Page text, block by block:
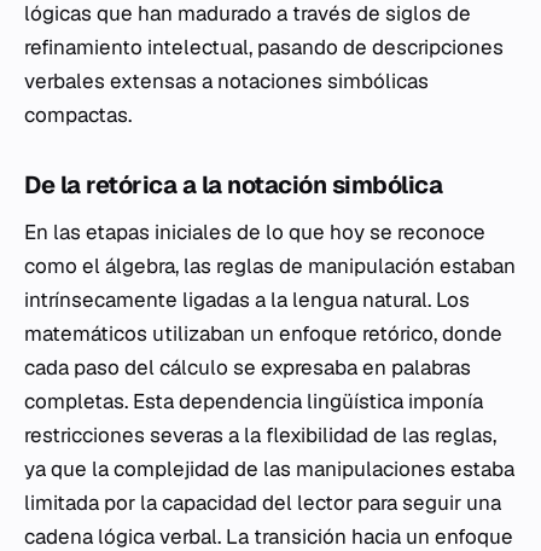
lógicas que han madurado a través de siglos de
refinamiento intelectual, pasando de descripciones
verbales extensas a notaciones simbólicas
compactas.
De la retórica a la notación simbólica
En las etapas iniciales de lo que hoy se reconoce
como el álgebra, las reglas de manipulación estaban
intrínsecamente ligadas a la lengua natural. Los
matemáticos utilizaban un enfoque retórico, donde
cada paso del cálculo se expresaba en palabras
completas. Esta dependencia lingüística imponía
restricciones severas a la flexibilidad de las reglas,
ya que la complejidad de las manipulaciones estaba
limitada por la capacidad del lector para seguir una
cadena lógica verbal. La transición hacia un enfoque